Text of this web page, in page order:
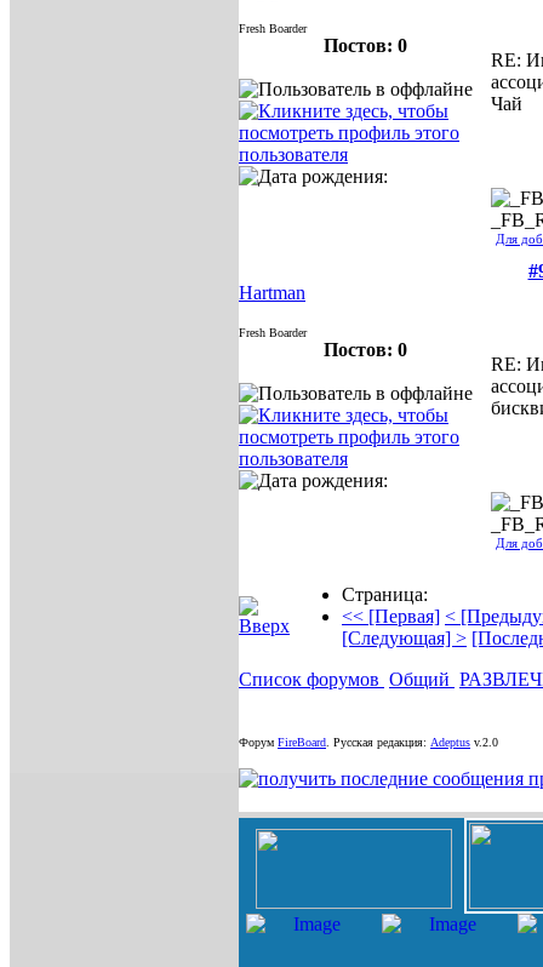
Fresh Boarder
Постов: 0
RE:
Чай
Для
Hartman
Fresh Boarder
Постов: 0
RE:
Для
Страница:
<< [Первая] <
[Следующая] >
Список форумов Общий
Форум FireBoard Русская редакция: Adeptus v.2.0